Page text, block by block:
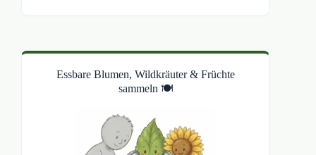
Essbare Blumen, Wildkräuter & Früchte
sammeln 🍽️